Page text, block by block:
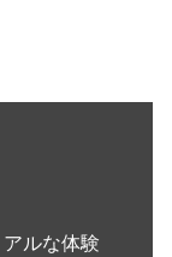
ルな体験